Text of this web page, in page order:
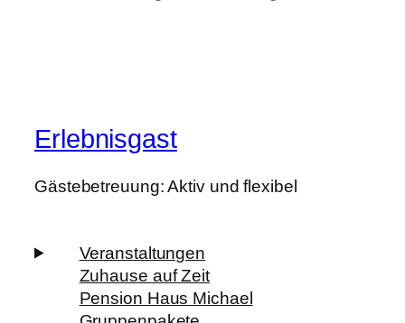
Erlebnisgast
Gästebetreuung: Aktiv und flexibel
Veranstaltungen
Zuhause auf Zeit
Pension Haus Michael